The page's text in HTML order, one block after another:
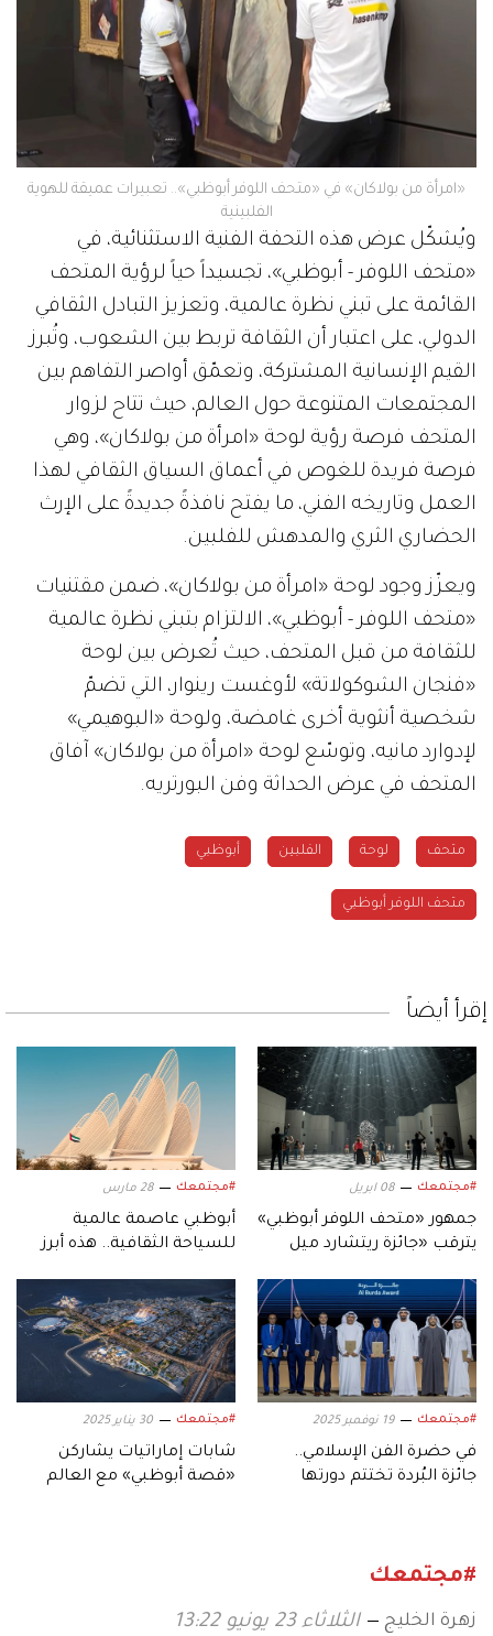
«امرأة من بولاكان» في «متحف اللوفر أبوظبي».. تعبيرات عميقة للهوية
الفلبينية
ويُشكّل عرض هذه التحفة الفنية الاستثنائية، في
«متحف اللوفر - أبوظبي»، تجسيداً حياً لرؤية المتحف
القائمة على تبني نظرة عالمية، وتعزيز التبادل الثقافي
الدولي، على اعتبار أن الثقافة تربط بين الشعوب، وتُبرز
القيم الإنسانية المشتركة، وتعمّق أواصر التفاهم بين
المجتمعات المتنوعة حول العالم، حيث تتاح لزوار
المتحف فرصة رؤية لوحة «امرأة من بولاكان»، وهي
فرصة فريدة للغوص في أعماق السياق الثقافي لهذا
العمل وتاريخه الفني، ما يفتح نافذةً جديدةً على الإرث
الحضاري الثري والمدهش للفلبين.
ويعزّز وجود لوحة «امرأة من بولاكان»، ضمن مقتنيات
«متحف اللوفر - أبوظبي»، الالتزام بتبني نظرة عالمية
للثقافة من قبل المتحف، حيث تُعرض بين لوحة
«فنجان الشوكولاتة» لأوغست رينوار، التي تضمّ
شخصية أنثوية أخرى غامضة، ولوحة «البوهيمي»
لإدوارد مانيه، وتوسّع لوحة «امرأة من بولاكان» آفاق
المتحف في عرض الحداثة وفن البورتريه.
متحف لوحة الفلبين أبوظبي
متحف اللوفر أبوظبي
إقرأ أيضاً
#مجتمعك 08 ابريل
جمهور «متحف اللوفر أبوظبي»
يترقب «جائزة ريتشارد ميل
الحين»
#مجتمعك 28 مارس
‏أبوظبي عاصمة عالمية
للسياحة الثقافية.. هذه أبرز
#مجتمعك 19 نوفمبر 2025
في حضرة الفن الإسلامي..
جائزة البُردة تختتم دورتها
#مجتمعك 30 يناير 2025
شابات إماراتيات يشاركن
«قصة أبوظبي» مع العالم
#مجتمعك
زهرة الخليج الثلاثاء 23 يونيو 13:22